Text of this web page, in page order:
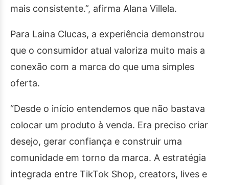
mais consistente.”, afirma Alana Villela.
Para Laina Clucas, a experiência demonstrou
que o consumidor atual valoriza muito mais a
conexão com a marca do que uma simples
oferta.
“Desde o início entendemos que não bastava
colocar um produto à venda. Era preciso criar
desejo, gerar confiança e construir uma
comunidade em torno da marca. A estratégia
integrada entre TikTok Shop, creators, lives e